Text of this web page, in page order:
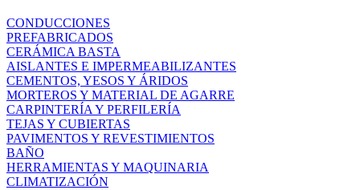
CONDUCCIONES
PREFABRICADOS
CERÁMICA BASTA
AISLANTES E IMPERMEABILIZANTES
CEMENTOS, YESOS Y ÁRIDOS
MORTEROS Y MATERIAL DE AGARRE
CARPINTERÍA Y PERFILERÍA
TEJAS Y CUBIERTAS
PAVIMENTOS Y REVESTIMIENTOS
BAÑO
HERRAMIENTAS Y MAQUINARIA
CLIMATIZACIÓN